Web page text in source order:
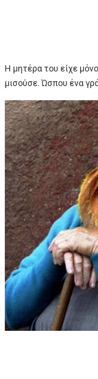
Η μητέρα του είχε
μισούσε. Ώσπου ένα